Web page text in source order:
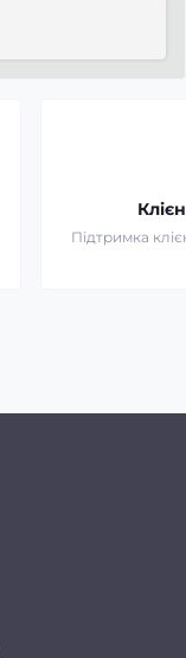
Підтримка